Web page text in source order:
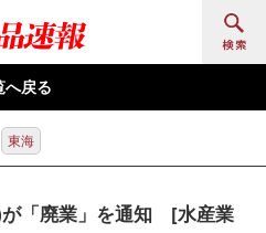
へ戻る
東海
が「廃業」を通知 [水産業